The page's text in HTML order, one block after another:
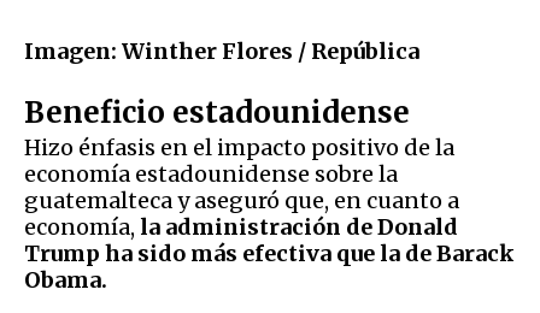
Imagen: Winther Flores / República
Beneficio estadounidense
Hizo énfasis en el impacto positivo de la
economía estadounidense sobre la
guatemalteca y aseguró que, en cuanto a
economía, la administración de Donald
Trump ha sido más efectiva que la de Barack
Obama.